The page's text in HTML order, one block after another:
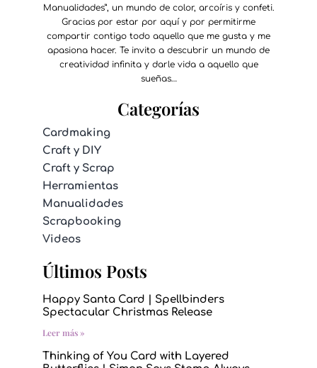
Manualidades”, un mundo de color, arcoíris y confeti.
Gracias por estar por aquí y por permitirme
compartir contigo todo aquello que me gusta y me
apasiona hacer. Te invito a descubrir un mundo de
creatividad infinita y darle vida a aquello que
sueñas…
Categorías
Cardmaking
Craft y DIY
Craft y Scrap
Herramientas
Manualidades
Scrapbooking
Videos
Últimos Posts
Happy Santa Card | Spellbinders
Spectacular Christmas Release
Leer más »
Thinking of You Card with Layered